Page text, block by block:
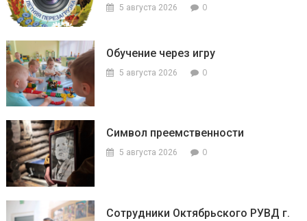
5 августа 2026 0
Обучение через игру
5 августа 2026 0
Символ преемственности
5 августа 2026 0
Сотрудники Октябрьского РУВД г.